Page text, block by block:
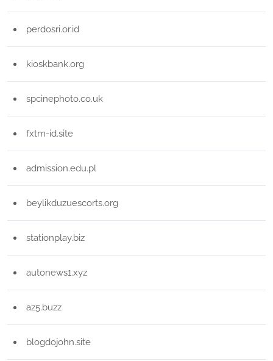
perdosri.or.id
kioskbank.org
spcinephoto.co.uk
fxtm-id.site
admission.edu.pl
beylikduzuescorts.org
stationplay.biz
autonews1.xyz
az5.buzz
blogdojohn.site